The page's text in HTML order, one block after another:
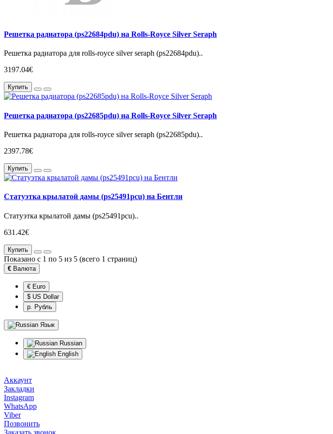
Решетка радиатора (ps22684pdu) на Rolls-Royce Silver Seraph
Решетка радиатора для rolls-royce silver seraph (ps22684pdu)..
3197.04€
Купить
Решетка радиатора (ps22685pdu) на Rolls-Royce Silver Seraph
Решетка радиатора для rolls-royce silver seraph (ps22685pdu)..
2397.78€
Купить
Статуэтка крылатой дамы (ps25491pcu) на Бентли
Статуэтка крылатой дамы (ps25491pcu)..
631.42€
Купить
Показано с 1 по 5 из 5 (всего 1 страниц)
€ Валюта
€ Euro
$ US Dollar
р. Рубль
Язык
Russian
English
Аккаунт
Закладки
Instagram
WhatsApp
Viber
Позвонить
Заказать звонок